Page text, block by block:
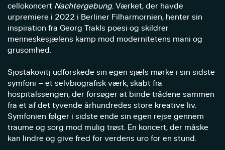
cellokoncert Nachtergebung. Værket, der havde
urpremiere i 2022 i Berliner Filharmornien, henter sin
inspiration fra Georg Trakls poesi og skildrer
menneskesjælens kamp mod modernitetens mani og
grusomhed.
Sjostakovitj udforskede sin egen sjæls mørke i sin sidste
symfoni – et selvbiografisk værk, skabt fra
hospitalssengen, der forsøger at binde trådene sammen
fra et af det tyvende århundredes store kreative liv.
Symfonien følger i sidste ende sin egen rejse gennem
traume og sorg mod mulig trøst. En koncert, der måske
kan lindre og give fred for verdens uro for en stund.